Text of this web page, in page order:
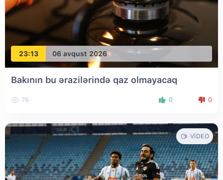
23:13 06 avqust 2026
Bakının bu ərazilərində qaz olmayacaq
76 0 0
VIDEO